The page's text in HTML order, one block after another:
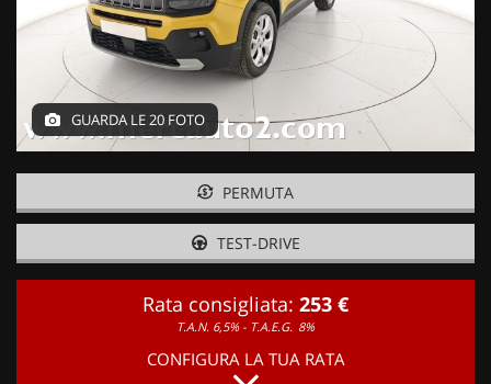
CONTATTI
GUARDA LE 20 FOTO
PERMUTA
TEST-DRIVE
Rata consigliata: 253 €
T.A.N. 6,5% - T.A.E.G. 8%
CONFIGURA LA TUA RATA